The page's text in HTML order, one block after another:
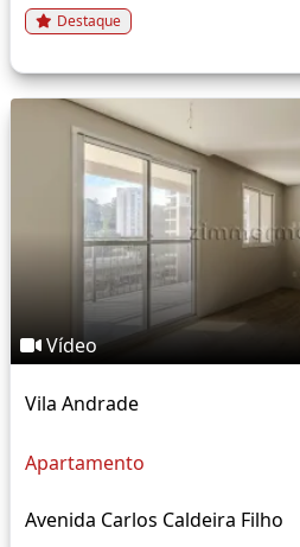
Destaque
Vídeo
Vila Andrade
Apartamento
Avenida Carlos Caldeira Filho